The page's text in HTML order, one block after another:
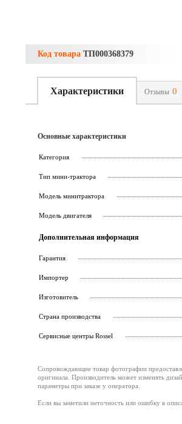
Код товара ТП000368379
Характеристики Отзывы 0
Основные характеристики
Категория
Тип мини-трактора
Модель минитрактора
Модель двигателя
Дополнительная информация
Гарантия
Импортер
Изготовитель
Страна производства
Cервисные центры Rossel
Сопровождающие товар фотографии
оригинала. Производитель может изменять
параметры при заказе у оператора.
Если вы заметили неточность или ошибку в